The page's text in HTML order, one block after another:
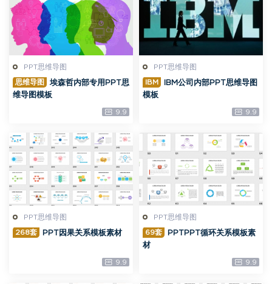
PPT思维导图
思维导图
埃森哲内部专用PPT思
维导图模板
9.9
PPT思维导图
IBM
IBM公司内部PPT思维导图
模板
9.9
PPT思维导图
268套 PPT因果关系模板素材
9.9
PPT思维导图
69套
PPTPPT循环关系模板素
材
9.9